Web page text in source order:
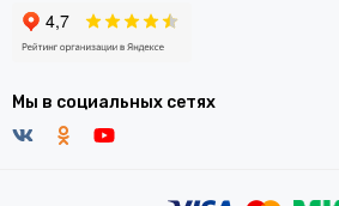
Мы в социальных сетях